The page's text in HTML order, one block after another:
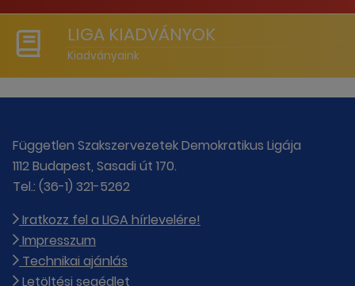
LIGA KIADVÁNYOK
Kiadványaink
Független Szakszervezetek Demokratikus Ligája
1112 Budapest, Sasadi út 170.
Tel.: (36-1) 321-5262
Iratkozz fel a LIGA hírlevelére!
Impresszum
Technikai ajánlás
Letöltési segédlet